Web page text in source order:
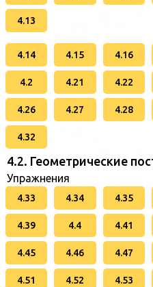
4.13
4.14 4.15 4.16
4.2 4.21 4.22
4.26 4.27 4.28
4.32
4.2. Геометрические
Упражнения
4.33 4.34 4.35
4.39 4.4 4.41
4.45 4.46 4.47
4.51 4.52 4.53